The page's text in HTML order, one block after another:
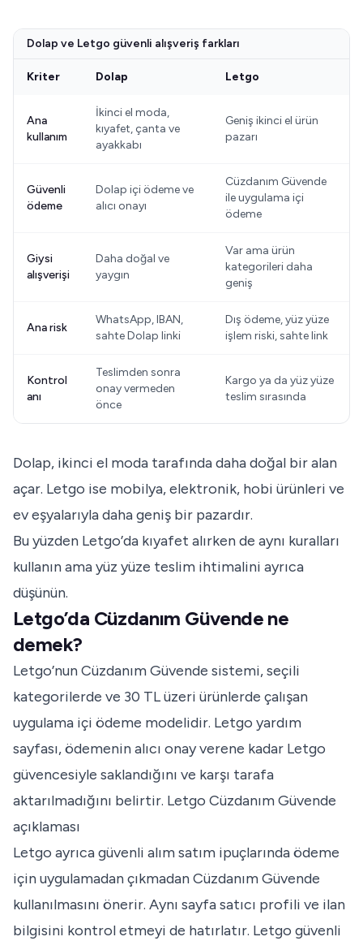
Dolap ve Letgo güvenli alışveriş farkları
Kriter Dolap Letgo
Ana
kullanım
İkinci el moda,
kıyafet, çanta ve
ayakkabı
Geniş ikinci el ürün
pazarı
Güvenli
ödeme
Dolap içi ödeme ve
alıcı onayı
Cüzdanım Güvende
ile uygulama içi
ödeme
Giysi
alışverişi
Daha doğal ve
yaygın
Var ama ürün
kategorileri daha
geniş
Ana risk
WhatsApp, IBAN,
sahte Dolap linki
Dış ödeme, yüz yüze
işlem riski, sahte link
Kontrol
anı
Teslimden sonra
onay vermeden
önce
Kargo ya da yüz yüze
teslim sırasında
Dolap, ikinci el moda tarafında daha doğal bir alan
açar. Letgo ise mobilya, elektronik, hobi ürünleri ve
ev eşyalarıyla daha geniş bir pazardır.
Bu yüzden Letgo’da kıyafet alırken de aynı kuralları
kullanın ama yüz yüze teslim ihtimalini ayrıca
düşünün.
Letgo’da Cüzdanım Güvende ne
demek?
Letgo’nun Cüzdanım Güvende sistemi, seçili
kategorilerde ve 30 TL üzeri ürünlerde çalışan
uygulama içi ödeme modelidir. Letgo yardım
sayfası, ödemenin alıcı onay verene kadar Letgo
güvencesiyle saklandığını ve karşı tarafa
aktarılmadığını belirtir. Letgo Cüzdanım Güvende
açıklaması
Letgo ayrıca güvenli alım satım ipuçlarında ödeme
için uygulamadan çıkmadan Cüzdanım Güvende
kullanılmasını önerir. Aynı sayfa satıcı profili ve ilan
bilgisini kontrol etmeyi de hatırlatır. Letgo güvenli